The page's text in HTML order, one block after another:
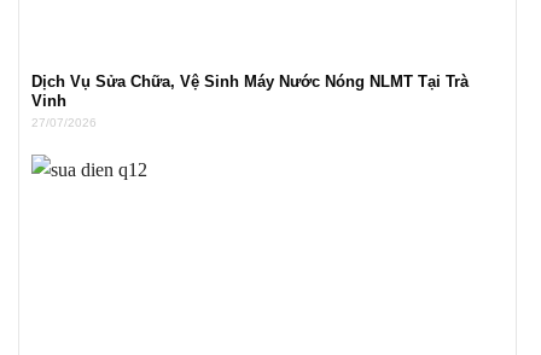
Dịch Vụ Sửa Chữa, Vệ Sinh Máy Nước Nóng NLMT Tại Trà
Vinh
27/07/2026